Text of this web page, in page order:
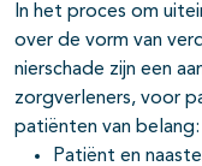
In het proces om
over de vorm van
nierschade zijn een
zorgverleners, voor
patiënten van belang:
Patiënt en